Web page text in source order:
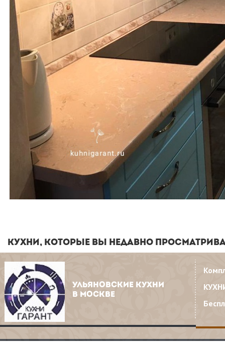
КУХНИ, КОТОРЫЕ ВЫ НЕДАВНО
УЛЬЯНОВСКИЕ КУХНИ
В МОСКВЕ